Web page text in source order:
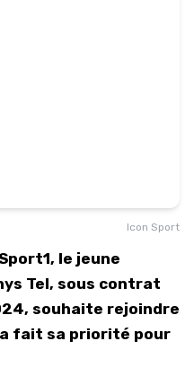
Icon Sport
le jeune
Tel, sous contrat
souhaite rejoindre
a fait sa priorité pour